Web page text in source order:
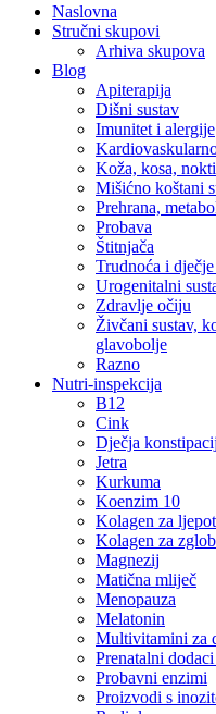
Naslovna
Stručni skupovi
Arhiva skupova
Blog
Apiterapija
Dišni sustav
Imunitet i alergije
Koža, kosa, nokti
Mišićno koštani
Prehrana,
Probava
Štitnjača
Trudnoća i
Urogenitalni
Zdravlje očiju
Živčani sustav,
glavobolje
Razno
Nutri-inspekcija
B12
Cink
Dječja
Jetra
Kurkuma
Koenzim 10
Kolagen za
Kolagen za
Magnezij
Matična mliječ
Menopauza
Melatonin
Multivitamini za
Prenatalni
Probavni enzimi
Proizvodi s